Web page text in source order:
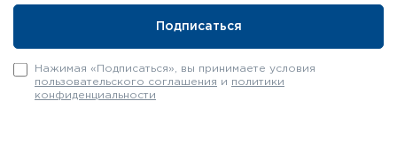
Нажимая «Подписаться», вы принимаете условия
пользовательского соглашения и политики
конфиденциальности